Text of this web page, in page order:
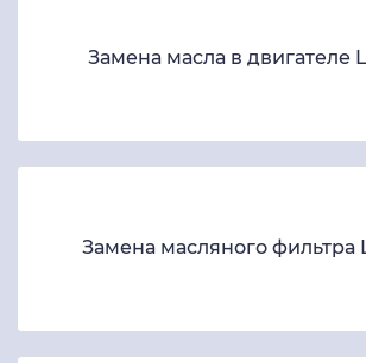
Замена масла в двигателе
Замена масляного фильтра